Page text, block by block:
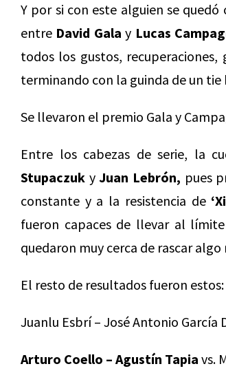
Y por si con este alguien se
entre David Gala y Lucas
todos los gustos,
terminando con la guinda de un
Se llevaron el premio Gala y
Entre los cabezas de serie, la
Stupaczuk yJuan Lebrón, pues
constante y a la resistencia de
fueron capaces de llevar al
quedaron muy cerca de rascar
El resto de resultados fueron estos:
Juanlu Esbrí – José Antonio García
Arturo Coello – Agustín Tapia vs.